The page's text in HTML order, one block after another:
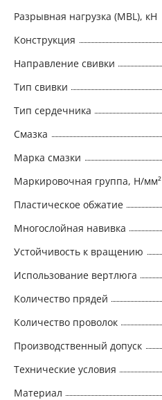
Разрывная нагрузка (MBL), кН
Конструкция
Направление свивки
Тип свивки
Тип сердечника
Смазка
Марка смазки
Маркировочная группа, Н/мм²
Пластическое обжатие
Многослойная навивка
Устойчивость к вращению
Использование вертлюга
Количество прядей
Количество проволок
Производственный допуск
Технические условия
Материал